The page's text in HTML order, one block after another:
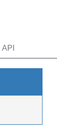
API